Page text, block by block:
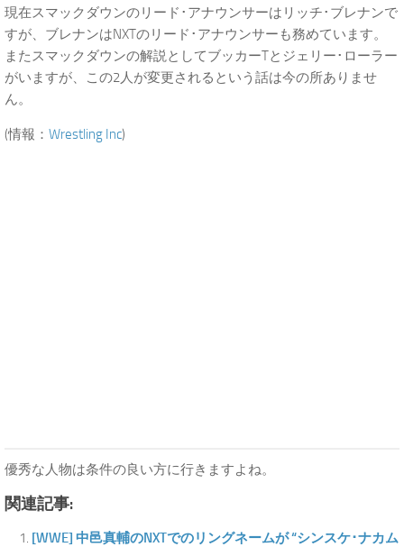
現在スマックダウンのリード･アナウンサーはリッチ･ブレナンで
すが、ブレナンはNXTのリード･アナウンサーも務めています。
またスマックダウンの解説としてブッカーTとジェリー･ローラー
がいますが、この2人が変更されるという話は今の所ありませ
ん。
(情報： Wrestling Inc)
優秀な人物は条件の良い方に行きますよね。
関連記事:
[WWE] 中邑真輔のNXTでのリングネームが “シンスケ･ナカム